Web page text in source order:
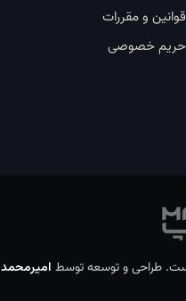
قوانین و مقررات
حریم خصوصی
طراحی و توسعه توسط امیرمحمد